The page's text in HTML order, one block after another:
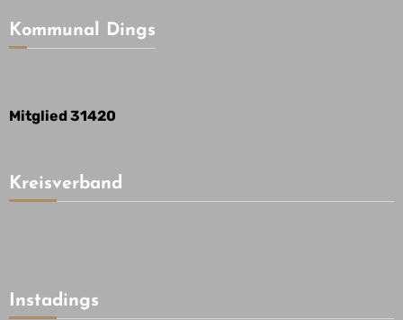
Kommunal Dings
Mitglied 31420
Kreisverband
Instadings